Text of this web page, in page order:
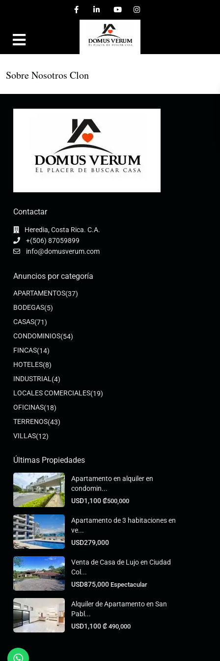
Sobre Nosotros Clon
Contactar
Heredia, Costa Rica. C.A.
+(506) 87059899
info@domusverum.com
Anuncios por categoría
APARTAMENTOS(37)
BODEGAS(5)
CASAS(71)
CONDOMINIOS(54)
FINCAS(14)
HOTELES(8)
INDUSTRIAL (4)
LOCALES COMERCIALES(19)
OFICINAS(18)
TERRENOS(43)
VILLAS(12)
Últimas Propiedades
Apartamento en alquiler en
condomin...
USD1,100 ₡500,000
Apartamento de 3 habitaciones en
ve...
USD279,000
Venta de Casa de Lujo en Ciudad
Col...
USD875,000 Espectacular
Alquiler de Apartamento en San
Pabl...
USD1,100 ₡‎ 490,000